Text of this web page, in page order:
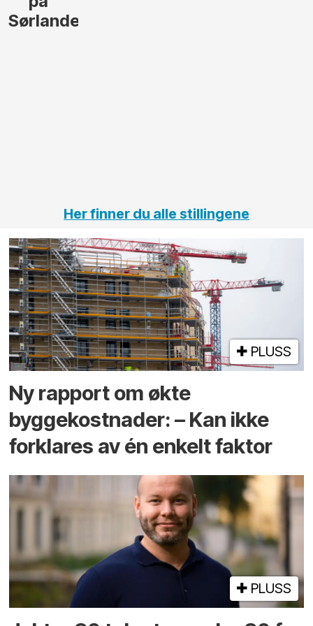
Her finner du alle stillingene
PLUSS
Ny rapport om økte
byggekostnader: – Kan ikke
forklares av én enkelt faktor
PLUSS